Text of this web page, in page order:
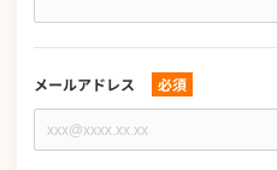
番
号
須
メールアドレス 必須